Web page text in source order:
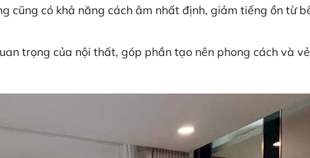
cũng có khả năng cách âm nhất định, giảm tiếng ồn từ
trọng của nội thất, góp phần tạo nên phong cách và